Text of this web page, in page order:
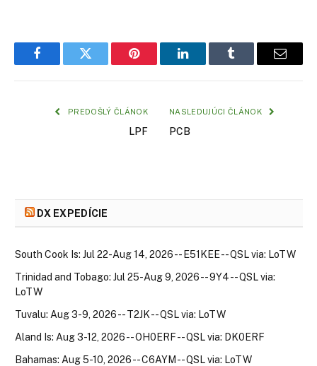
FacebookTwitter Pinterest LinkedInTumblr Email
PREDOŠLÝ ČLÁNOK
LPF
NASLEDUJÚCI ČLÁNOK
PCB
DX EXPEDÍCIE
South Cook Is: Jul 22-Aug 14, 2026 -- E51KEE -- QSL via: LoTW
Trinidad and Tobago: Jul 25-Aug 9, 2026 -- 9Y4 -- QSL via:
LoTW
Tuvalu: Aug 3-9, 2026 -- T2JK -- QSL via: LoTW
Aland Is: Aug 3-12, 2026 -- OH0ERF -- QSL via: DK0ERF
Bahamas: Aug 5-10, 2026 -- C6AYM -- QSL via: LoTW